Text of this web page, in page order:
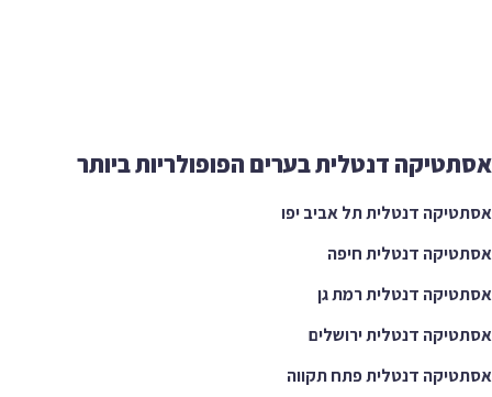
דנטלית בערים הפופולריות ביותר
דנטלית תל אביב יפו
דנטלית חיפה
דנטלית רמת גן
דנטלית ירושלים
דנטלית פתח תקווה